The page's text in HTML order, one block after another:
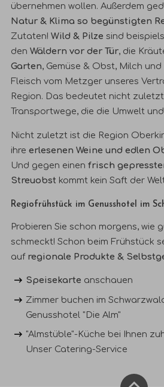
übernehmen wollen. Außerdem
Natur & Klima so begünstigten
Zutaten!Wild & Pilze sind
denWäldern vor der Tür, die
Garten, Gemüse & Obst, Milch
Fleisch vom Metzger unseres
Region. Das bedeutet nicht
Transportwege, die die Umwelt
Nicht zuletzt ist die Region
ihreerlesenen Weine und edlen
Und gegen einenfrisch
Streuobst kommt kein Saft der
Regiofrühstück im Genusshotel im
Probieren Sie schon morgens, wie
schmeckt! Schon beim Frühstück
auf regionale Produkte &
Speisekarte anschauen
Zimmer buchen im
Genusshotel "Die Alm"
"Almstüble"-Küche bei Ihnen
Unser Catering-Service